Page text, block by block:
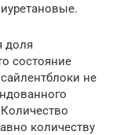
доля
состояние
не
количеству